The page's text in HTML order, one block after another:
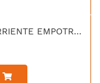
[TMA601U] UYUSTOOLS TOMACORRIENTE EMPOTRABLE SIMPLE PC-BLANCA